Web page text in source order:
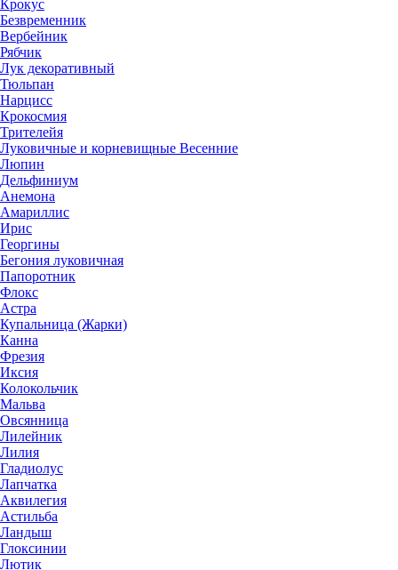
Крокус
Безвременник
Вербейник
Рябчик
Лук декоративный
Тюльпан
Нарцисс
Крокосмия
Трителейя
Луковичные и корневищные Весенние
Люпин
Дельфиниум
Анемона
Амариллис
Ирис
Георгины
Бегония луковичная
Папоротник
Флокс
Астра
Купальница (Жарки)
Канна
Фрезия
Иксия
Колокольчик
Мальва
Овсянница
Лилейник
Лилия
Гладиолус
Лапчатка
Аквилегия
Астильба
Ландыш
Глоксинии
Лютик